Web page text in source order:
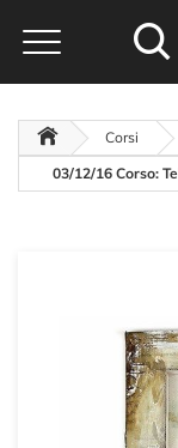
Corsi
03/12/16 Corso: